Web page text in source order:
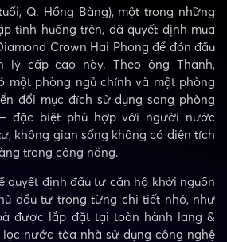
Q. Hồng Bàng), một trong những
tình huống trên, đã quyết định mua
Crown Hai Phong để đón đầu
lý cấp cao này. Theo ông Thành,
một phòng ngủ chính và một phòng
đổi mục đích sử dụng sang phòng
đặc biệt phù hợp với người nước
không gian sống không có diện tích
trong công năng.
quyết định đầu tư căn hộ khởi nguồn
đầu tư trong từng chi tiết nhỏ, như
được lắp đặt tại toàn hành lang &
nước tòa nhà sử dụng công nghệ